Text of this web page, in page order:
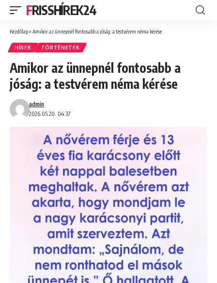
FRISSHÍREK24
Kezdőlap» Amikor az ünnepnél fontosabb a jóság: a testvérem néma kérése
HÍREK TÖRTÉNETEK
Amikor az ünnepnél fontosabb a
jóság: a testvérem néma kérése
2026.05.20. 04:37
admin